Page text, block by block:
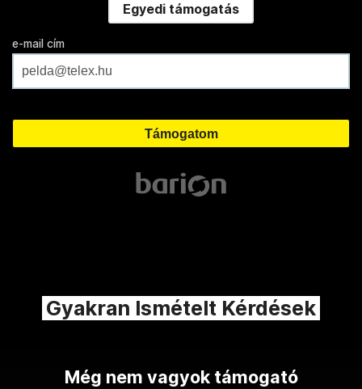
Egyedi támogatás
e-mail cím
Gyakran Ismételt Kérdések
Még nem vagyok támogató